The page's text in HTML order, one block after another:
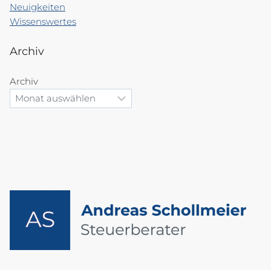
Neuigkeiten
Wissenswertes
Archiv
Archiv